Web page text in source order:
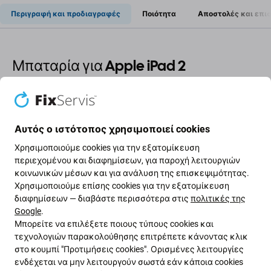
Περιγραφή και προδιαγραφές Ποιότητα Αποστολές και
Μπαταρία για Apple iPad 2
Εάν η μπαταρία στο Apple iPad 2 έχει φουσκώσει ή
Πότε πρέπει να αντικαταστήσετε την μπαταρία;
η μπαταρία είναι φουσκωμένη
η συσκευή αποφορτίζεται γρήγορα
η συσκευή υπερθερμαίνεται
η συσκευή δεν μπορεί να φορτιστεί στο 100%
η συσκευή δεν υποδεικνύει σωστά την
κατάσταση της μπαταρίας
Αυτός ο ιστότοπος χρησιμοποιεί cookies
Χρησιμοποιούμε cookies για την εξατομίκευση
περιεχομένου και διαφημίσεων, για παροχή λειτουργιών
κοινωνικών μέσων και για ανάλυση της επισκεψιμότητας.
Χρησιμοποιούμε επίσης cookies για την εξατομίκευση
διαφημίσεων — διαβάστε περισσότερα στις πολιτικές της
Google.
Μπορείτε να επιλέξετε ποιους τύπους cookies και
τεχνολογιών παρακολούθησης επιτρέπετε κάνοντας κλικ
στο κουμπί "Προτιμήσεις cookies". Ορισμένες λειτουργίες
ενδέχεται να μην λειτουργούν σωστά εάν κάποια cookies